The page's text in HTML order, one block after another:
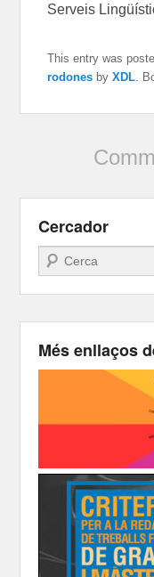
Serveis
This entry was
rodones byXDL .
Cercador
Search
Més enllaços